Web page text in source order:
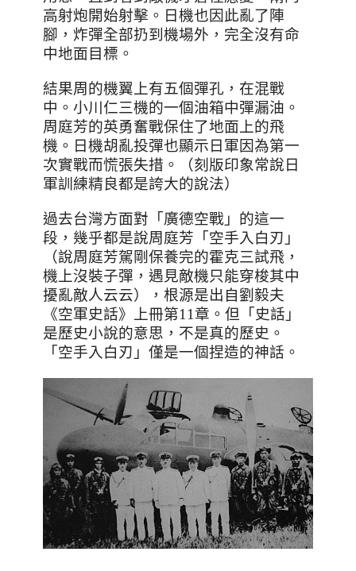
高射炮開始射擊。日機也因此亂了陣
腳，炸彈全部扔到機場外，完全沒有命
中地面目標。
結果周的機翼上有五個彈孔，在混戰
中。小川仁三機的一個油箱中彈漏油。
周庭芳的英勇奮戰保住了地面上的飛
機。日機胡亂投彈也顯示日軍因為第一
次實戰而慌張失措。（刻版印象常說日
軍訓練精良都是誇大的說法）
過去台灣方面對「廣德空戰」的這一
段，幾乎都是說周庭芳「空手入白刃」
（說周庭芳駕剛保養完的霍克三試飛，
機上沒裝子彈，遇見敵機只能穿梭其中
擾亂敵人云云），根源是出自劉毅夫
《空軍史話》上冊第11章。但「史話」
是歷史小說的意思，不是真的歷史。
「空手入白刃」僅是一個捏造的神話。